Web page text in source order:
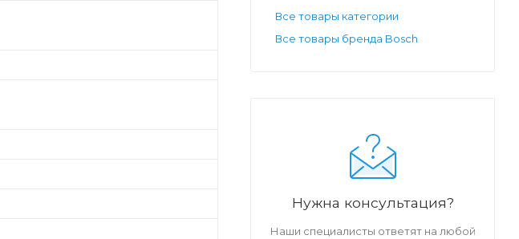
Все товары категории
Все товары бренда Bosch
Нужна консультация?
Наши специалисты ответят на любой